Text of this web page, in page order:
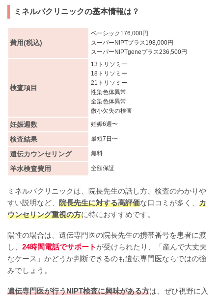
ミネルバクリニックの基本情報は？
費用(税込)
ベーシック176,000円
スーパーNIPTプラス198,000円
スーパーNIPTgeneプラス236,500円
検査項目
13トリソミー
18トリソミー
21トリソミー
性染色体異常
全染色体異常
微小欠失の検査
妊娠週数 妊娠6週〜
検査結果 最短7日〜
遺伝カウンセリング 無料
羊水検査費用 全額保証
ミネルバクリニックは、院長先生の話し方、検査のわかりや
すい説明など、 院長先生に対する高評価な口コミが多く、 カ
ウンセリング重視の方に特におすすめです。
陽性の場合は、遺伝専門医の院長先生の携帯番号を患者に渡
し、 24時間電話でサポート が受けられたり、「産んで大丈夫
なケース」かどうか判断できるのも遺伝専門医ならではの強
みでしょう。
遺伝専門医が行うNIPT検査に興味がある方は、ぜひ視野に入